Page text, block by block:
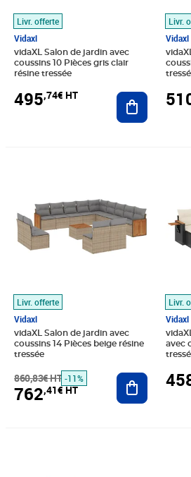
Livr. offerte
Vidaxl
vidaXL Salon de jardin avec
coussins 10 Pièces gris clair
résine tressée
495,74€ HT Ajouter au
Livr.
Vidaxl
Livr. offerte
Vidaxl
vidaXL Salon de jardin avec
coussins 14 Pièces beige résine
tressée
860,83€ HT -11%
762,41€ HT
Ajouter au
Livr.
Vidaxl
avec